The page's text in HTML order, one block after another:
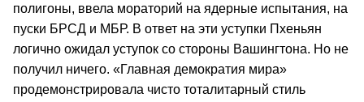
полигоны, ввела мораторий на ядерные испытания, на
пуски БРСД и МБР. В ответ на эти уступки Пхеньян
логично ожидал уступок со стороны Вашингтона. Но не
получил ничего. «Главная демократия мира»
продемонстрировала чисто тоталитарный стиль